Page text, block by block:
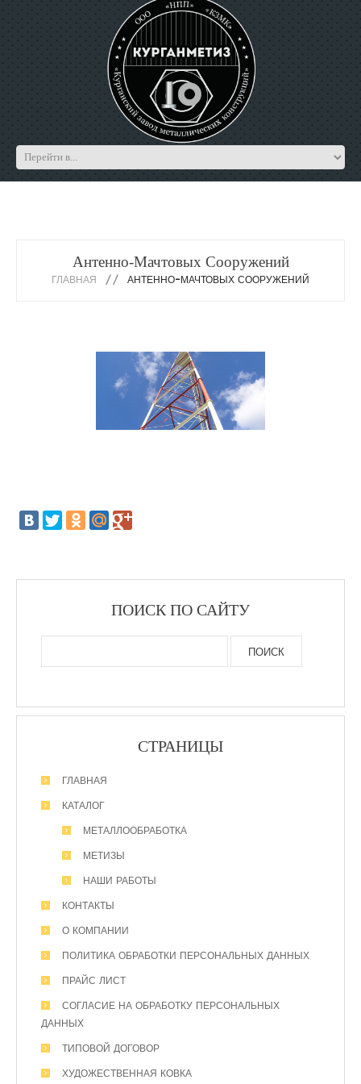
Антенно-Мачтовых Сооружений
ГЛАВНАЯ АНТЕННО-МАЧТОВЫХ СООРУЖЕНИЙ
ПОИСК ПО САЙТУ
СТРАНИЦЫ
ГЛАВНАЯ
КАТАЛОГ
МЕТАЛЛООБРАБОТКА
МЕТИЗЫ
НАШИ РАБОТЫ
КОНТАКТЫ
О КОМПАНИИ
ПОЛИТИКА ОБРАБОТКИ ПЕРСОНАЛЬНЫХ ДАННЫХ
ПРАЙС ЛИСТ
СОГЛАСИЕ НА ОБРАБОТКУ ПЕРСОНАЛЬНЫХ
ДАННЫХ
ТИПОВОЙ ДОГОВОР
ХУДОЖЕСТВЕННАЯ КОВКА